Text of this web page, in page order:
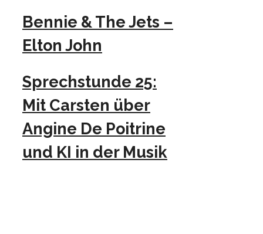
Bennie & The Jets –
Elton John
Sprechstunde 25:
Mit Carsten über
Angine De Poitrine
und KI in der Musik